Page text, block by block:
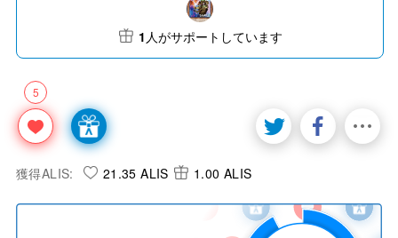
5
1 人がサポートしています
獲得ALIS: 21.35 ALIS 1.00 ALIS